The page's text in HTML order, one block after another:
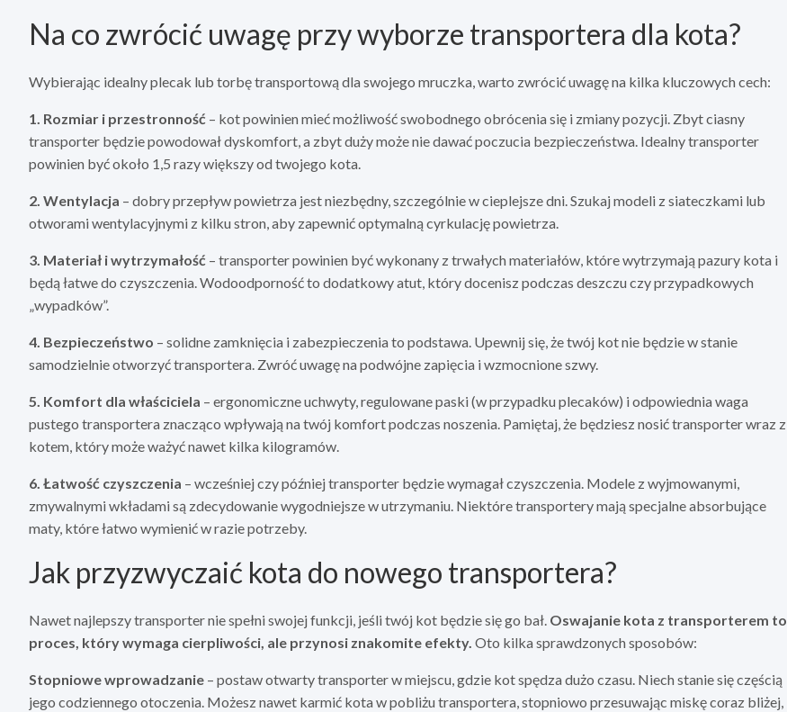
Na co zwrócić uwagę przy wyborze transportera dla kota?
Wybierając idealny plecak lub torbę transportową dla swojego mruczka, warto zwrócić uwagę na kilka kluczowych cech:
1. Rozmiar i przestronność – kot powinien mieć możliwość swobodnego obrócenia się i zmiany pozycji. Zbyt ciasny
transporter będzie powodował dyskomfort, a zbyt duży może nie dawać poczucia bezpieczeństwa. Idealny transporter
powinien być około 1,5 razy większy od twojego kota.
2. Wentylacja – dobry przepływ powietrza jest niezbędny, szczególnie w cieplejsze dni. Szukaj modeli z siateczkami lub
otworami wentylacyjnymi z kilku stron, aby zapewnić optymalną cyrkulację powietrza.
3. Materiał i wytrzymałość – transporter powinien być wykonany z trwałych materiałów, które wytrzymają pazury kota i
będą łatwe do czyszczenia. Wodoodporność to dodatkowy atut, który docenisz podczas deszczu czy przypadkowych
„wypadków”.
4. Bezpieczeństwo – solidne zamknięcia i zabezpieczenia to podstawa. Upewnij się, że twój kot nie będzie w stanie
samodzielnie otworzyć transportera. Zwróć uwagę na podwójne zapięcia i wzmocnione szwy.
5. Komfort dla właściciela – ergonomiczne uchwyty, regulowane paski (w przypadku plecaków) i odpowiednia waga
pustego transportera znacząco wpływają na twój komfort podczas noszenia. Pamiętaj, że będziesz nosić transporter wraz z
kotem, który może ważyć nawet kilka kilogramów.
6. Łatwość czyszczenia – wcześniej czy później transporter będzie wymagał czyszczenia. Modele z wyjmowanymi,
zmywalnymi wkładami są zdecydowanie wygodniejsze w utrzymaniu. Niektóre transportery mają specjalne absorbujące
maty, które łatwo wymienić w razie potrzeby.
Jak przyzwyczaić kota do nowego transportera?
Nawet najlepszy transporter nie spełni swojej funkcji, jeśli twój kot będzie się go bał. Oswajanie kota z transporterem to
proces, który wymaga cierpliwości, ale przynosi znakomite efekty. Oto kilka sprawdzonych sposobów:
Stopniowe wprowadzanie – postaw otwarty transporter w miejscu, gdzie kot spędza dużo czasu. Niech stanie się częścią
jego codziennego otoczenia. Możesz nawet karmić kota w pobliżu transportera, stopniowo przesuwając miskę coraz bliżej,